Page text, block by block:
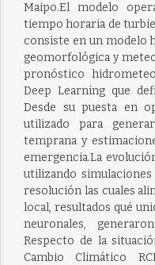
Maipo.El modelo
tiempo horaria de
consiste en un modelo
geomorfológica y
pronóstico
Deep Learning que
Desde su puesta en
utilizado para
temprana y
emergencia.La
utilizando
resolución las cuales
local, resultados qué
neuronales,
Respecto de la
Cambio Climático